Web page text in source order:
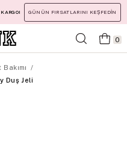
GÜNÜN FIRSATLARINI KEŞFEDİN
0
Duş Jeli